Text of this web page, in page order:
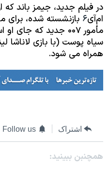
در فیلم جدید، جیمز باند
ام‌آی۶​ بازنشسته شده، برای
مأمور ۰۰۷ جدید که جای او استخدام شده و یک
سیاه پوست (با بازی لاناشا
همراه می شود.
اشتراک Follow us
همچنبن ببینید: